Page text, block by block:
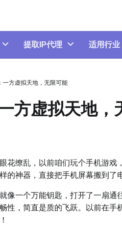
提取IP代理 适用行业
一方虚拟天地，无限可能
方虚拟天地，
花缭乱，以前咱们玩个手机游
的神器，直接把手机屏幕搬到了
像一个万能钥匙，打开了一扇
性，简直是质的飞跃。以前在